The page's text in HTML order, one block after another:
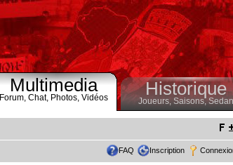
Multimedia
Forum, Chat, Photos, Vidéos Historique
Joueurs, Saisons,Sedan
FAQ Inscription